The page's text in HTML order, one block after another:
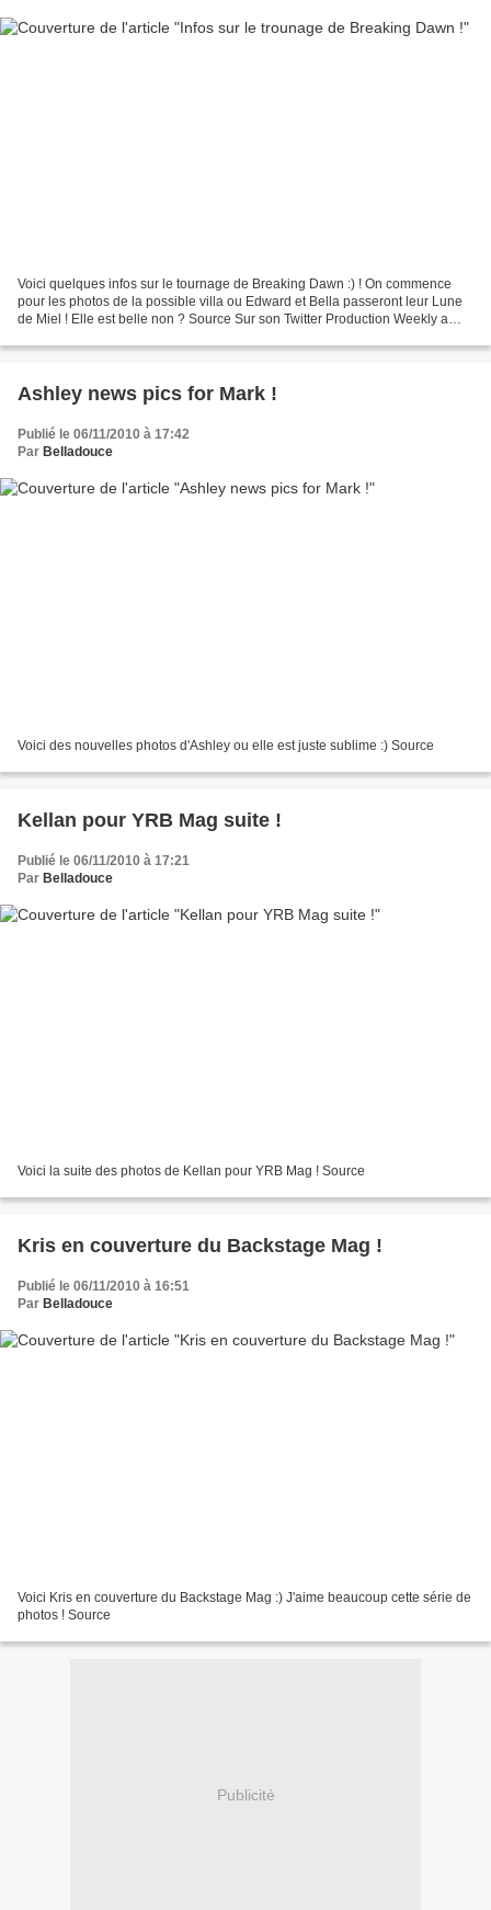
Voici quelques infos sur le tournage de Breaking Dawn :) ! On commence
pour les photos de la possible villa ou Edward et Bella passeront leur Lune
de Miel ! Elle est belle non ? Source Sur son Twitter Production Weekly a
Ashley news pics for Mark !
Publié le 06/11/2010 à 17:42
Par Belladouce
Voici des nouvelles photos d'Ashley ou elle est juste sublime :) Source
Kellan pour YRB Mag suite !
Publié le 06/11/2010 à 17:21
Par Belladouce
Voici la suite des photos de Kellan pour YRB Mag ! Source
Kris en couverture du Backstage Mag !
Publié le 06/11/2010 à 16:51
Par Belladouce
Voici Kris en couverture du Backstage Mag :) J'aime beaucoup cette série de
photos ! Source
Publicité